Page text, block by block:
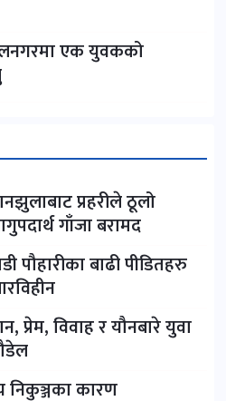
एक युवकको
प्रहरीले ठूलो
गाँजा बरामद
पौहारीका बाढी पीडितहरु
प्रेम, विवाह र यौनबारे युवा
निकुञ्जका कारण